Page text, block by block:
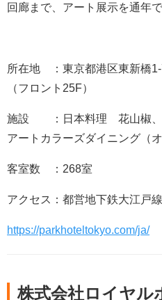
回廊まで、アート展示を通年で
所在地 ：東京都港区東新橋
（フロント25F）
施設 ：日本料理 花山椒、
アートカラーズダイニング（
客室数 ：268室
アクセス：都営地下鉄大江戸
https://parkhoteltokyo.com/ja/
株式会社ロイヤル